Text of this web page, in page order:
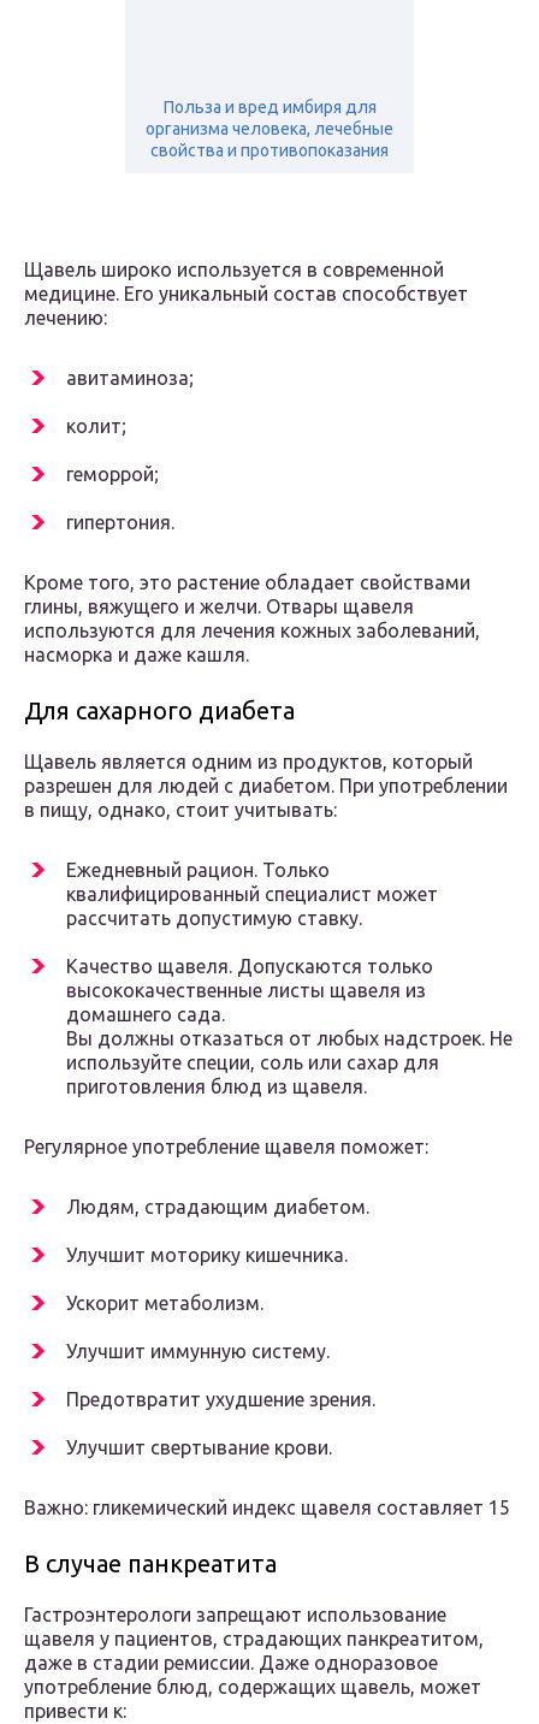
Польза и вред имбиря для
организма человека, лечебные
свойства и противопоказания
Щавель широко используется в современной
медицине. Его уникальный состав способствует
лечению:
авитаминоза;
колит;
геморрой;
гипертония.
Кроме того, это растение обладает свойствами
глины, вяжущего и желчи. Отвары щавеля
используются для лечения кожных заболеваний,
насморка и даже кашля.
Для сахарного диабета
Щавель является одним из продуктов, который
разрешен для людей с диабетом. При употреблении
в пищу, однако, стоит учитывать:
Ежедневный рацион. Только
квалифицированный специалист может
рассчитать допустимую ставку.
Качество щавеля. Допускаются только
высококачественные листы щавеля из
домашнего сада.
Вы должны отказаться от любых надстроек. Не
используйте специи, соль или сахар для
приготовления блюд из щавеля.
Регулярное употребление щавеля поможет:
Людям, страдающим диабетом.
Улучшит моторику кишечника.
Ускорит метаболизм.
Улучшит иммунную систему.
Предотвратит ухудшение зрения.
Улучшит свертывание крови.
Важно: гликемический индекс щавеля составляет 15
В случае панкреатита
Гастроэнтерологи запрещают использование
щавеля у пациентов, страдающих панкреатитом,
даже в стадии ремиссии. Даже одноразовое
употребление блюд, содержащих щавель, может
привести к: